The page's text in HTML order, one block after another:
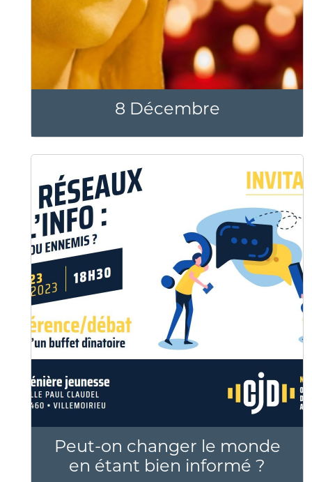
8 Décembre
Peut-on changer le monde
en étant bien informé ?